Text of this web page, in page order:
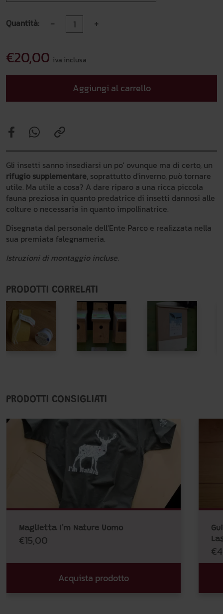
Quantità: - +
€20,00 iva inclusa
Aggiungi al carrello
Gli insetti sanno insediarsi un po' ovunque ma di certo, un
rifugio supplementare, soprattutto d'inverno, può tornare
utile. Ma utile a cosa? A dare riparo a una ricca piccola
fauna preziosa in quanto predatrice di insetti dannosi alle
colture o necessaria in quanto impollinatrice.
Disegnata dal personale dell'Ente Parco e realizzata nella
sua premiata falegnameria.
Istruzioni di montaggio incluse.
PRODOTTI CORRELATI
PRODOTTI CONSIGLIATI
Maglietta I'm Nature Uomo
€15,00
Acquista prodotto